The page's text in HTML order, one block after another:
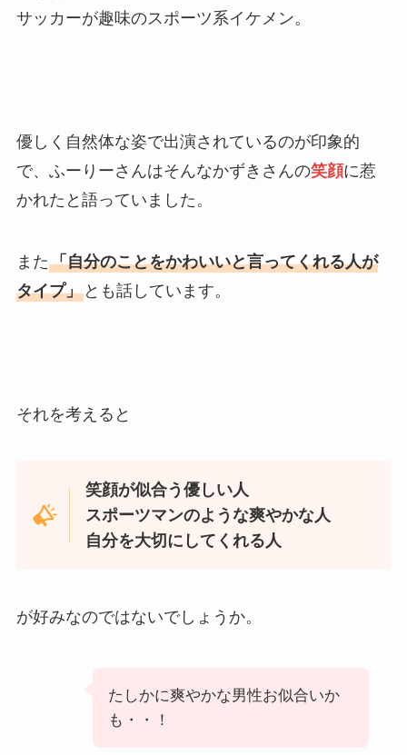
サッカーが趣味のスポーツ系イケメン。
優しく自然体な姿で出演されているのが印象的
で、ふーりーさんはそんなかずきさんの笑顔に惹
かれたと語っていました。
また「自分のことをかわいいと言ってくれる人が
タイプ」とも話しています。
それを考えると
笑顔が似合う優しい人
スポーツマンのような爽やかな人
自分を大切にしてくれる人
が好みなのではないでしょうか。
たしかに爽やかな男性お似合いか
も・・！